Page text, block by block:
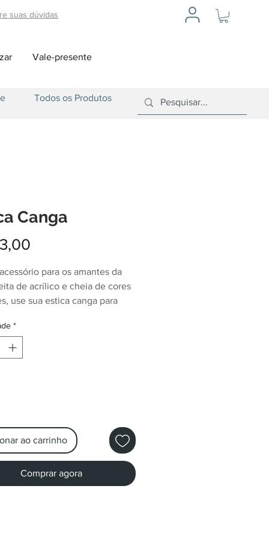
suas dúvidas
Vale-presente
Todos os Produtos
Canga
Preço
para os amantes da
de acrílico e cheia de cores
use sua estica canga para
nas cores! Você receberá 4
*
ao carrinho
Comprar agora